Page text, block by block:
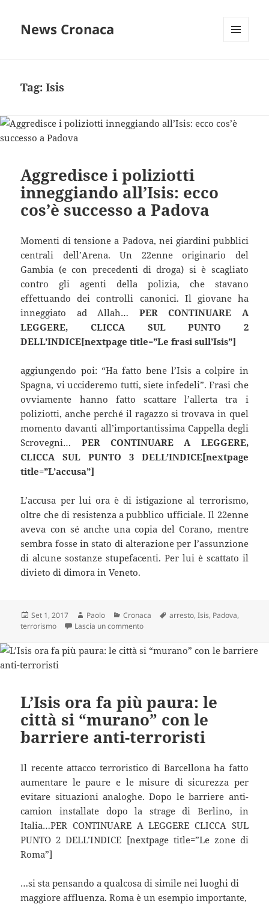
News Cronaca
Tag:Isis
Aggredisce i poliziotti
inneggiando all’Isis: ecco
cos’è successo a Padova
Momenti di tensione a Padova, nei giardini pubblici
centrali dell’Arena. Un 22enne originario del
Gambia (e con precedenti di droga) si è scagliato
contro gli agenti della polizia, che stavano
effettuando dei controlli canonici. Il giovane ha
inneggiato ad Allah… PER CONTINUARE A
LEGGERE, CLICCA SUL PUNTO 2
DELL’INDICE[nextpage title=”Le frasi sull’Isis”]
aggiungendo poi: “Ha fatto bene l’Isis a colpire in
Spagna, vi uccideremo tutti, siete infedeli”. Frasi che
ovviamente hanno fatto scattare l’allerta tra i
poliziotti, anche perché il ragazzo si trovava in quel
momento davanti all’importantissima Cappella degli
Scrovegni… PER CONTINUARE A LEGGERE,
CLICCA SUL PUNTO 3 DELL’INDICE[nextpage
title=”L’accusa”]
L’accusa per lui ora è di istigazione al terrorismo,
oltre che di resistenza a pubblico ufficiale. Il 22enne
aveva con sé anche una copia del Corano, mentre
sembra fosse in stato di alterazione per l’assunzione
di alcune sostanze stupefacenti. Per lui è scattato il
divieto di dimora in Veneto.
Scritto
il
Set 1, 2017 Autore
Paolo Categorie
Cronaca Tag
arresto,Isis, Padova,
terrorismo
Lascia un commentosu Aggredisce i poliziotti inneggiando
L’Isis ora fa più paura: le
città si “murano” con le
barriere anti-terroristi
Il recente attacco terroristico di Barcellona ha fatto
aumentare le paure e le misure di sicurezza per
evitare situazioni analoghe. Dopo le barriere anti-
camion installate dopo la strage di Berlino, in
Italia…PER CONTINUARE A LEGGERE CLICCA SUL
PUNTO 2 DELL’INDICE [nextpage title=”Le zone di
Roma”]
…si sta pensando a qualcosa di simile nei luoghi di
maggiore affluenza. Roma è un esempio importante,